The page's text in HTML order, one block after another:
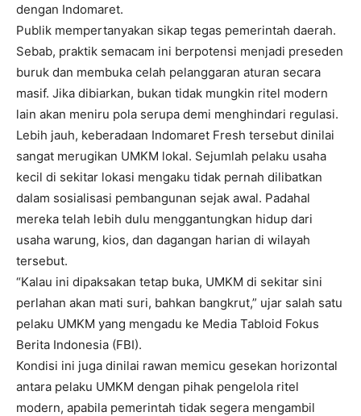
dengan Indomaret.
Publik mempertanyakan sikap tegas pemerintah daerah.
Sebab, praktik semacam ini berpotensi menjadi preseden
buruk dan membuka celah pelanggaran aturan secara
masif. Jika dibiarkan, bukan tidak mungkin ritel modern
lain akan meniru pola serupa demi menghindari regulasi.
Lebih jauh, keberadaan Indomaret Fresh tersebut dinilai
sangat merugikan UMKM lokal. Sejumlah pelaku usaha
kecil di sekitar lokasi mengaku tidak pernah dilibatkan
dalam sosialisasi pembangunan sejak awal. Padahal
mereka telah lebih dulu menggantungkan hidup dari
usaha warung, kios, dan dagangan harian di wilayah
tersebut.
“Kalau ini dipaksakan tetap buka, UMKM di sekitar sini
perlahan akan mati suri, bahkan bangkrut,” ujar salah satu
pelaku UMKM yang mengadu ke Media Tabloid Fokus
Berita Indonesia (FBI).
Kondisi ini juga dinilai rawan memicu gesekan horizontal
antara pelaku UMKM dengan pihak pengelola ritel
modern, apabila pemerintah tidak segera mengambil